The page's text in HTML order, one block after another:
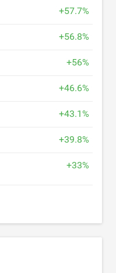
+57.7%
+56.8%
+56%
+46.6%
+43.1%
+39.8%
+33%